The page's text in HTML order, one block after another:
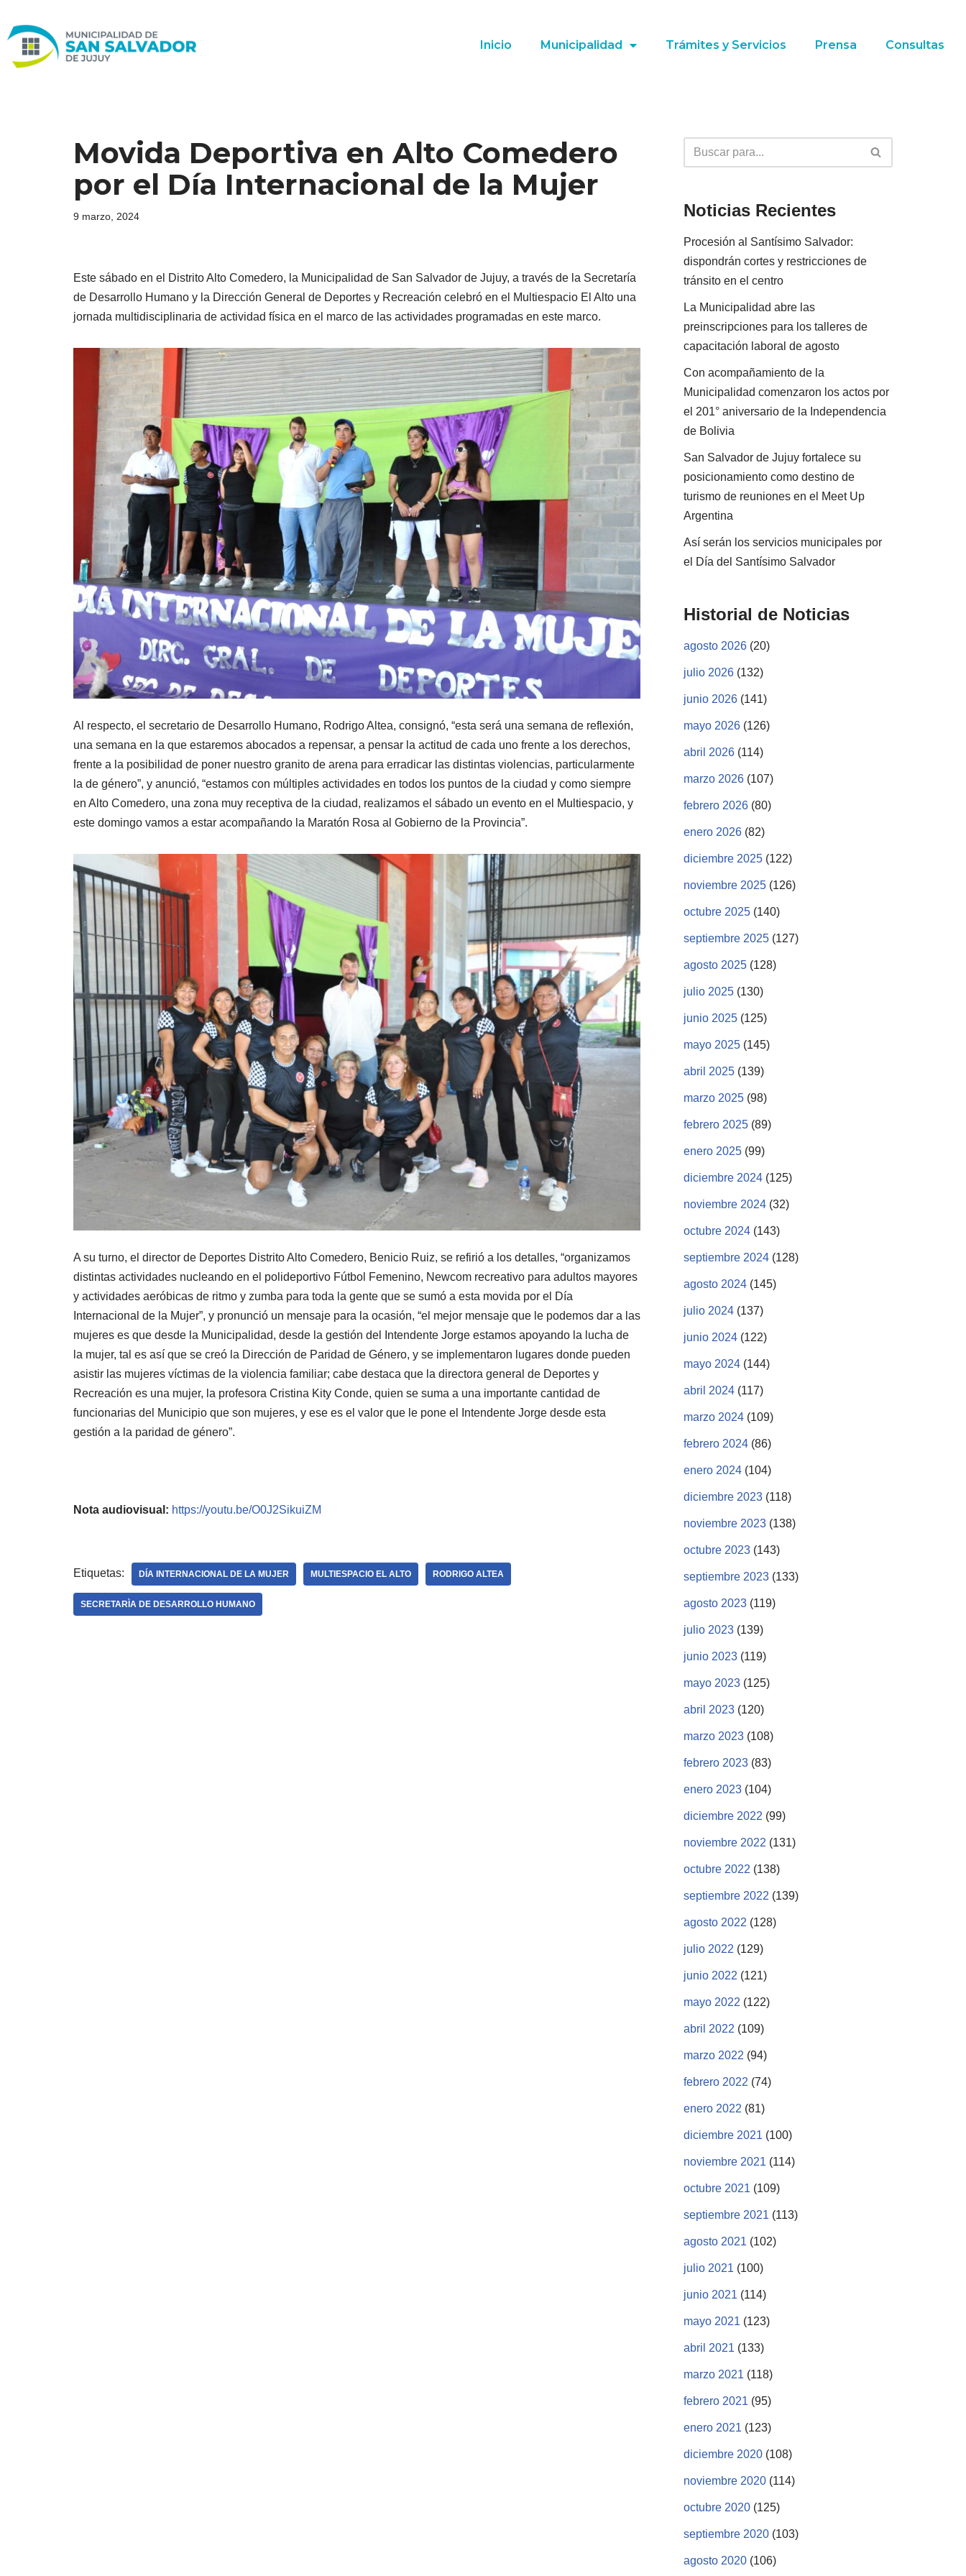
Ir
al
Inicio Municipalidad Trámites y Servicios Prensa Consultas
Movida Deportiva en Alto Comedero
por el Día Internacional de la Mujer
9 marzo, 2024
Este sábado en el Distrito Alto Comedero, la Municipalidad de San Salvador de Jujuy, a través de la Secretaría
de Desarrollo Humano y la Dirección General de Deportes y Recreación celebró en el Multiespacio El Alto una
jornada multidisciplinaria de actividad física en el marco de las actividades programadas en este marco.
Al respecto, el secretario de Desarrollo Humano, Rodrigo Altea, consignó, “esta será una semana de reflexión,
una semana en la que estaremos abocados a repensar, a pensar la actitud de cada uno frente a los derechos,
frente a la posibilidad de poner nuestro granito de arena para erradicar las distintas violencias, particularmente
la de género”, y anunció, “estamos con múltiples actividades en todos los puntos de la ciudad y como siempre
en Alto Comedero, una zona muy receptiva de la ciudad, realizamos el sábado un evento en el Multiespacio, y
este domingo vamos a estar acompañando la Maratón Rosa al Gobierno de la Provincia”.
A su turno, el director de Deportes Distrito Alto Comedero, Benicio Ruiz, se refirió a los detalles, “organizamos
distintas actividades nucleando en el polideportivo Fútbol Femenino, Newcom recreativo para adultos mayores
y actividades aeróbicas de ritmo y zumba para toda la gente que se sumó a esta movida por el Día
Internacional de la Mujer”, y pronunció un mensaje para la ocasión, “el mejor mensaje que le podemos dar a las
mujeres es que desde la Municipalidad, desde la gestión del Intendente Jorge estamos apoyando la lucha de
la mujer, tal es así que se creó la Dirección de Paridad de Género, y se implementaron lugares donde pueden
asistir las mujeres víctimas de la violencia familiar; cabe destaca que la directora general de Deportes y
Recreación es una mujer, la profesora Cristina Kity Conde, quien se suma a una importante cantidad de
funcionarias del Municipio que son mujeres, y ese es el valor que le pone el Intendente Jorge desde esta
gestión a la paridad de género”.
Nota audiovisual: https://youtu.be/O0J2SikuiZM
Etiquetas: DÍA INTERNACIONAL DE LA MUJER MULTIESPACIO EL ALTO RODRIGO ALTEA
SECRETARÌA DE DESARROLLO HUMANO
Noticias Recientes
Procesión al Santísimo Salvador:
dispondrán cortes y restricciones de
tránsito en el centro
La Municipalidad abre las
preinscripciones para los talleres de
capacitación laboral de agosto
Con acompañamiento de la
Municipalidad comenzaron los actos por
el 201° aniversario de la Independencia
de Bolivia
San Salvador de Jujuy fortalece su
posicionamiento como destino de
turismo de reuniones en el Meet Up
Argentina
Así serán los servicios municipales por
el Día del Santísimo Salvador
Historial de Noticias
agosto 2026 (20)
julio 2026 (132)
junio 2026 (141)
mayo 2026 (126)
abril 2026 (114)
marzo 2026 (107)
febrero 2026 (80)
enero 2026 (82)
diciembre 2025 (122)
noviembre 2025 (126)
octubre 2025 (140)
septiembre 2025 (127)
agosto 2025 (128)
julio 2025 (130)
junio 2025 (125)
mayo 2025 (145)
abril 2025 (139)
marzo 2025 (98)
febrero 2025 (89)
enero 2025 (99)
diciembre 2024 (125)
noviembre 2024 (32)
octubre 2024 (143)
septiembre 2024 (128)
agosto 2024 (145)
julio 2024 (137)
junio 2024 (122)
mayo 2024 (144)
abril 2024 (117)
marzo 2024 (109)
febrero 2024 (86)
enero 2024 (104)
diciembre 2023 (118)
noviembre 2023 (138)
octubre 2023 (143)
septiembre 2023 (133)
agosto 2023 (119)
julio 2023 (139)
junio 2023 (119)
mayo 2023 (125)
abril 2023 (120)
marzo 2023 (108)
febrero 2023 (83)
enero 2023 (104)
diciembre 2022 (99)
noviembre 2022 (131)
octubre 2022 (138)
septiembre 2022 (139)
agosto 2022 (128)
julio 2022 (129)
junio 2022 (121)
mayo 2022 (122)
abril 2022 (109)
marzo 2022 (94)
febrero 2022 (74)
enero 2022 (81)
diciembre 2021 (100)
noviembre 2021 (114)
octubre 2021 (109)
septiembre 2021 (113)
agosto 2021 (102)
julio 2021 (100)
junio 2021 (114)
mayo 2021 (123)
abril 2021 (133)
marzo 2021 (118)
febrero 2021 (95)
enero 2021 (123)
diciembre 2020 (108)
noviembre 2020 (114)
octubre 2020 (125)
septiembre 2020 (103)
agosto 2020 (106)